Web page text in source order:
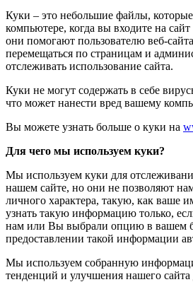
Куки – это небольшие файлы,
компьютере, когда вы входите на
они помогают пользователю веб-
перемещаться по страницам и
отслеживать использование сайта.
Куки не могут содержать в себе
что может нанести вред вашему
Вы можете узнать больше о куки на
Для чего мы используем куки?
Мы используем куки для
нашем сайте, но они не позволяют
личного характера, такую, как ваше
узнать такую информацию только,
нам или Вы выбрали опцию в вашем
предоставлении такой информации
Мы используем собранную
тенденций и улучшения нашего